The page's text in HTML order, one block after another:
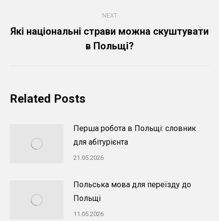
NEXT
Next
post:
Які національні страви можна скуштувати
в Польщі?
Related Posts
Перша робота в Польщі: словник
для абітурієнта
21.05.2026
Польська мова для переїзду до
Польщі
11.05.2026